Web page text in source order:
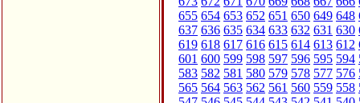
655 654 653 652 651 650 649 648
637 636 635 634 633 632 631 630
619 618 617 616 615 614 613 612
601 600 599 598 597 596 595 594
583 582 581 580 579 578 577 576
565 564 563 562 561 560 559 558